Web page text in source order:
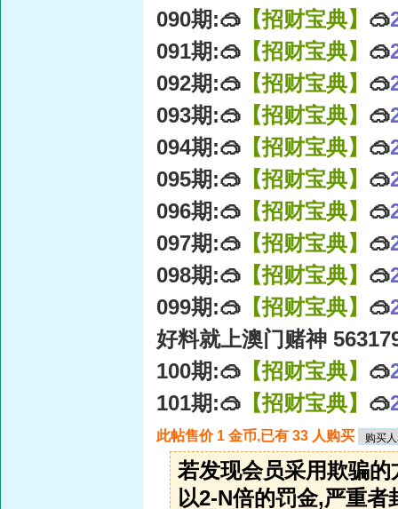
090期:🥽 【招财宝典】 🥽
091期:🥽 【招财宝典】 🥽
092期:🥽 【招财宝典】 🥽
093期:🥽 【招财宝典】 🥽
094期:🥽 【招财宝典】 🥽
095期:🥽 【招财宝典】 🥽
096期:🥽 【招财宝典】 🥽
097期:🥽 【招财宝典】 🥽
098期:🥽 【招财宝典】 🥽
099期:🥽 【招财宝典】 🥽
好料就上澳门赌神
100期:🥽 【招财宝典】 🥽
101期:🥽 【招财宝典】 🥽
此帖售价 1 金币,已有 33 人购买
若发现会员采用欺骗
以2-N倍的罚金,严重者